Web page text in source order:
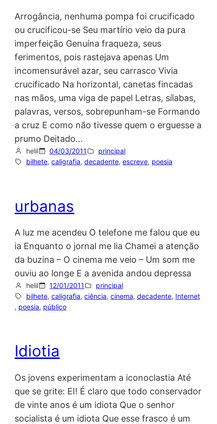
Arrogância, nenhuma pompa foi crucificado
ou crucificou-se Seu martírio veio da pura
imperfeição Genuína fraqueza, seus
ferimentos, pois rastejava apenas Um
incomensurável azar, seu carrasco Vivia
crucificado Na horizontal, canetas fincadas
nas mãos, uma viga de papel Letras, sílabas,
palavras, versos, sobrepunham-se Formando
a cruz E como não tivesse quem o erguesse a
prumo Deitado…
helil 04/03/2011
principal
bilhete, caligrafia, decadente, escreve, poesia
urbanas
A luz me acendeu O telefone me falou que eu
ia Enquanto o jornal me lia Chamei a atenção
da buzina – O cinema me veio – Um som me
ouviu ao longe E a avenida andou depressa
helil 12/01/2011
principal
bilhete, caligrafia, ciência, cinema, decadente, Internet
, poesia, público
Idiotia
Os jovens experimentam a iconoclastia Até
que se grite: EI! É claro que todo conservador
de vinte anos é um idiota Que o senhor
socialista é um idiota Que esse frasco é um